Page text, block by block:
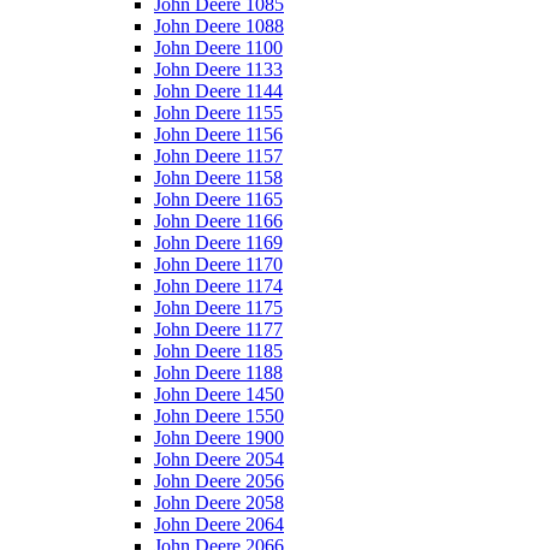
John Deere 1085
John Deere 1088
John Deere 1100
John Deere 1133
John Deere 1144
John Deere 1155
John Deere 1156
John Deere 1157
John Deere 1158
John Deere 1165
John Deere 1166
John Deere 1169
John Deere 1170
John Deere 1174
John Deere 1175
John Deere 1177
John Deere 1185
John Deere 1188
John Deere 1450
John Deere 1550
John Deere 1900
John Deere 2054
John Deere 2056
John Deere 2058
John Deere 2064
John Deere 2066